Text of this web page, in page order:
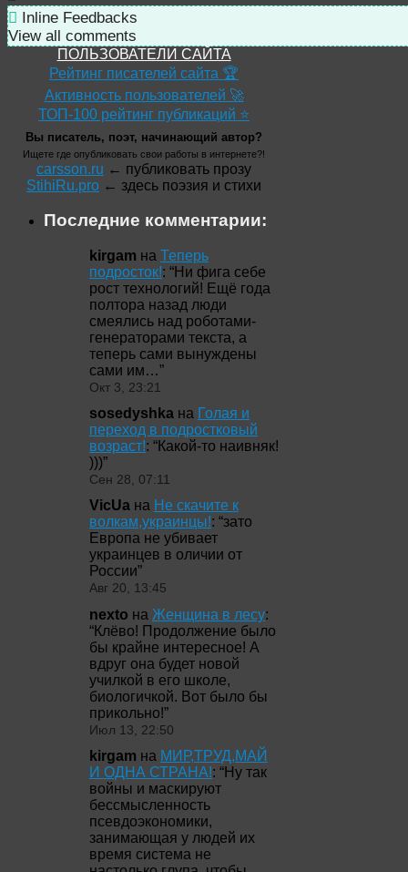
Inline Feedbacks
View all comments
ПОЛЬЗОВАТЕЛИ САЙТА
Рейтинг писателей сайта 🏆
Активность пользователей 🚀
ТОП-100 рейтинг публикаций ⭐
Вы писатель, поэт, начинающий автор?
Ищете где опубликовать свои работы в интернете?!
carsson.ru ← публиковать прозу
StihiRu.pro ← здесь поэзия и стихи
Последние комментарии:
kirgam на Теперь
подросток!: “Ни фига себе
рост технологий! Ещё года
полтора назад люди
смеялись над роботами-
генераторами текста, а
теперь сами вынуждены
сами им…”
Окт 3, 23:21
sosedyshka на Голая и
переход в подростковый
возраст!: “Какой-то наивняк!
)))”
Сен 28, 07:11
VicUa на Не скачите к
волкам,украинцы!: “зато
Европа не убивает
украинцев в оличии от
России”
Авг 20, 13:45
nexto на Женщина в лесу:
“Клёво! Продолжение было
бы крайне интересное! А
вдруг она будет новой
училкой в его школе,
биологичкой. Вот было бы
прикольно!”
Июл 13, 22:50
kirgam на МИР,ТРУД,МАЙ
И ОДНА СТРАНА!: “Ну так
войны и маскируют
бессмысленность
псевдоэкономики,
занимающая у людей их
время система не